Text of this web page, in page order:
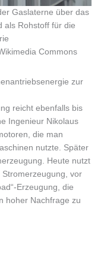
Gaslaterne über das
als Rohstoff für die
Commons
zur
reicht ebenfalls bis
Ingenieur Nikolaus
die man
nutzte. Später
Heute nutzt
vor
Erzeugung, die
hoher Nachfrage zu